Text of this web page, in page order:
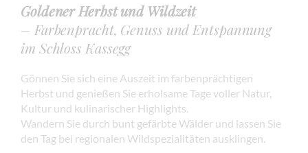
Goldener Herbst und Wildzeit
– Farbenpracht, Genuss und Entspannung
im Schloss Kassegg
Gönnen Sie sich eine Auszeit im farbenprächtigen
Herbst und genießen Sie erholsame Tage voller Natur,
Kultur und kulinarischer Highlights.
Wandern Sie durch bunt gefärbte Wälder und lassen Sie
den Tag bei regionalen Wildspezialitäten ausklingen.